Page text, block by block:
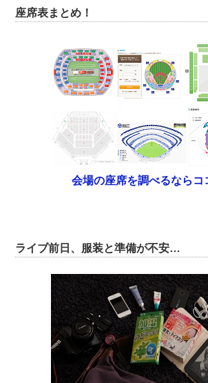
座席表まとめ！
会場の座席を調べるならコ
ライブ前日、服装と準備が不安…